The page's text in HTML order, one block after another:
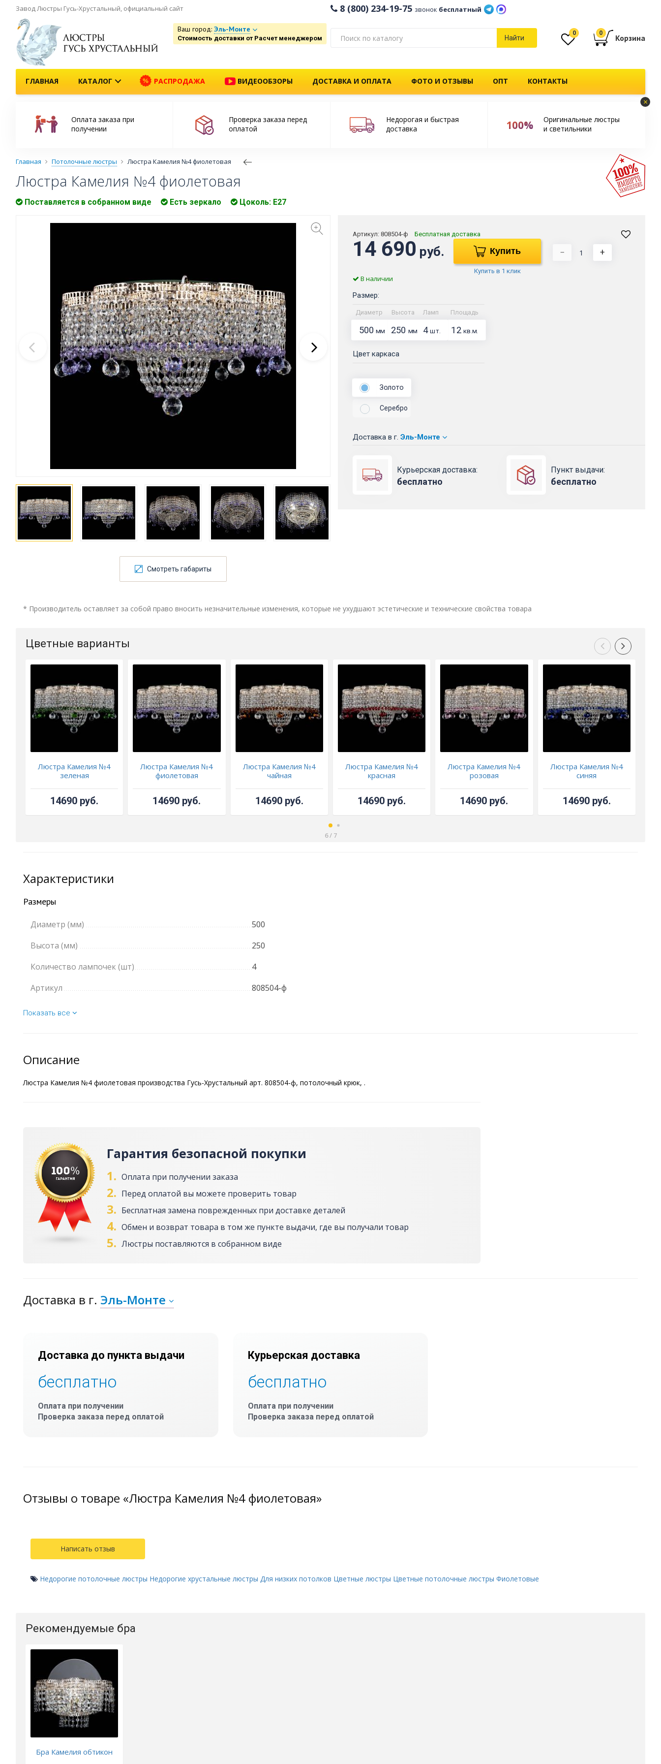
Завод Люстры Гусь-Хрустальный, официальный сайт 8 (800) 234-19-75 звонок бесплатный
Ваш город: Эль-Монте
Стоимость доставки от Расчет менеджером Найти
0 0
Корзина
ГЛАВНАЯ КАТАЛОГ РАСПРОДАЖА ВИДЕООБЗОРЫ ДОСТАВКА И ОПЛАТА ФОТО И ОТЗЫВЫ ОПТ КОНТАКТЫ
×
Оплата заказа при
получении
Проверка заказа перед
оплатой
Недорогая и быстрая
доставка
100%
Оригинальные люстры
и светильники
Главная Потолочные люстры Люстра Камелия №4 фиолетовая
Люстра Камелия №4 фиолетовая
Поставляется в собранном виде Есть зеркало Цоколь: E27
Смотреть габариты
Артикул: 808504-ф Бесплатная доставка
14 690 руб. Купить
Купить в 1 клик
− +
В наличии
Размер:
Диаметр Высота Ламп Площадь
500мм 250 мм 4шт. 12 кв.м.
Цвет каркаса
Золото
Серебро
Доставка в г. Эль-Монте
Курьерская доставка:
бесплатно
Пункт выдачи:
бесплатно
* Производитель оставляет за собой право вносить незначительные изменения, которые не ухудшают эстетические и технические свойства товара
Цветные варианты
Люстра Камелия №4
зеленая
14690 руб.
Люстра Камелия №4
фиолетовая
14690 руб.
Люстра Камелия №4
чайная
14690 руб.
Люстра Камелия №4
красная
14690 руб.
Люстра Камелия №4
розовая
14690 руб.
Люстра Камелия №4
синяя
14690 руб.
6/ 7
Характеристики
Размеры
Диаметр (мм)
500
Высота (мм)
250
Количество лампочек (шт)
4
Артикул
808504-ф
Показать все
Описание
Люстра Камелия №4 фиолетовая производства Гусь-Хрустальный арт. 808504-ф, потолочный крюк, .
Гарантия безопасной покупки
1. Оплата при получении заказа
2. Перед оплатой вы можете проверить товар
3. Бесплатная замена поврежденных при доставке деталей
4. Обмен и возврат товара в том же пункте выдачи, где вы получали товар
5. Люстры поставляются в собранном виде
Доставка в г. Эль-Монте
Доставка до пункта выдачи
бесплатно
Оплата при получении
Проверка заказа перед оплатой
Курьерская доставка
бесплатно
Оплата при получении
Проверка заказа перед оплатой
Отзывы о товаре «Люстра Камелия №4 фиолетовая»
Написать отзыв
Недорогие потолочные люстры Недорогие хрустальные люстры Для низких потолков Цветные люстры Цветные потолочные люстры Фиолетовые
Рекомендуемые бра
Бра Камелия обтикон